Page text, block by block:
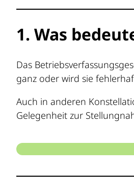
1. Was
Das
ganz oder wird sie
Auch in anderen
Gelegenheit zur